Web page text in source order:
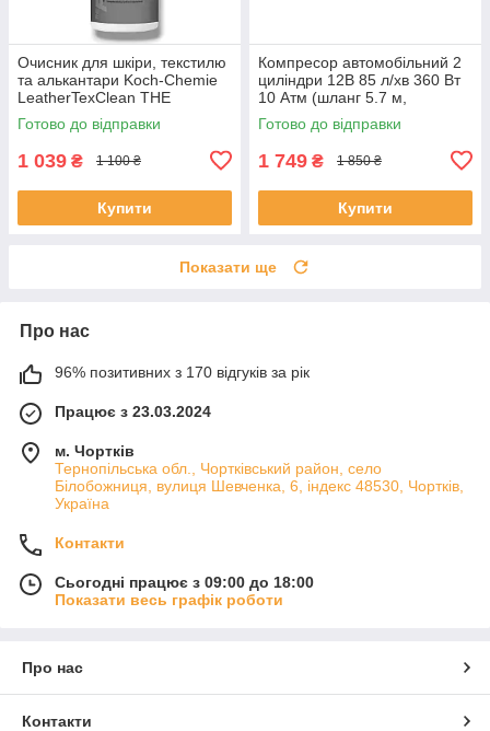
Очисник для шкіри, текстилю
та алькантари Koch-Chemie
LeatherTexClean THE
FINISHER 500 мл
Готово до відправки
1 039 ₴ 1 100 ₴
Купити
Компресор автомобільний 2
циліндри 12В 85 л/хв 360 Вт
10 Атм (шланг 5.7 м,
дефлятор)
Готово до відправки
1 749 ₴ 1 850 ₴
Купити
Показати ще
Про нас
96% позитивних з 170 відгуків за рік
Працює з 23.03.2024
м. Чортків
Тернопільська обл., Чортківський район, село
Білобожниця, вулиця Шевченка, 6, індекс 48530, Чортків,
Україна
Контакти
Сьогодні працює з 09:00 до 18:00
Показати весь графік роботи
Про нас
Контакти